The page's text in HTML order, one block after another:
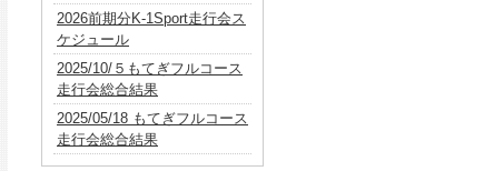
2026前期分K-1Sport走行会ス
ケジュール
2025/10/５もてぎフルコース
走行会総合結果
2025/05/18 もてぎフルコース
走行会総合結果